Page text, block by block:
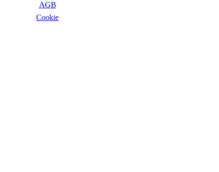
AGB
Сookie